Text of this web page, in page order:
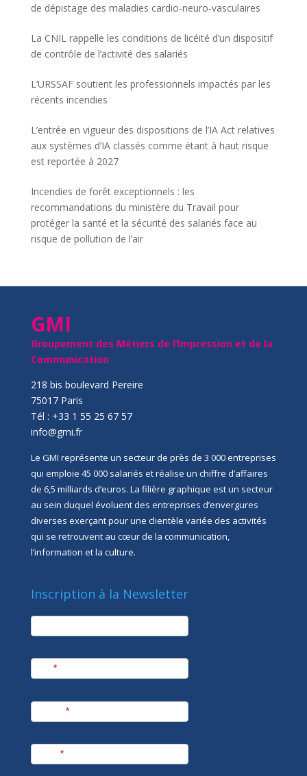
de dépistage des maladies cardio-neuro-vasculaires
La CNIL rappelle les conditions de licéité d’un dispositif
de contrôle de l’activité des salariés
L’URSSAF soutient les professionnels impactés par les
récents incendies
L’entrée en vigueur des dispositions de l’IA Act relatives
aux systèmes d’IA classés comme étant à haut risque
est reportée à 2027
Incendies de forêt exceptionnels : les
recommandations du ministère du Travail pour
protéger la santé et la sécurité des salariés face au
risque de pollution de l’air
GMI
Groupement des Métiers de l’Impression et de la
Communication
218 bis boulevard Pereire
75017 Paris
Tél : +33 1 55 25 67 57
info@gmi.fr
Le GMI représente un secteur de près de 3 000 entreprises
qui emploie 45 000 salariés et réalise un chiffre d’affaires
de 6,5 milliards d’euros. La filière graphique est un secteur
au sein duquel évoluent des entreprises d’envergures
diverses exerçant pour une clientèle variée des activités
qui se retrouvent au cœur de la communication,
l’information et la culture.
Inscription à la Newsletter
newsletter
*
*
*